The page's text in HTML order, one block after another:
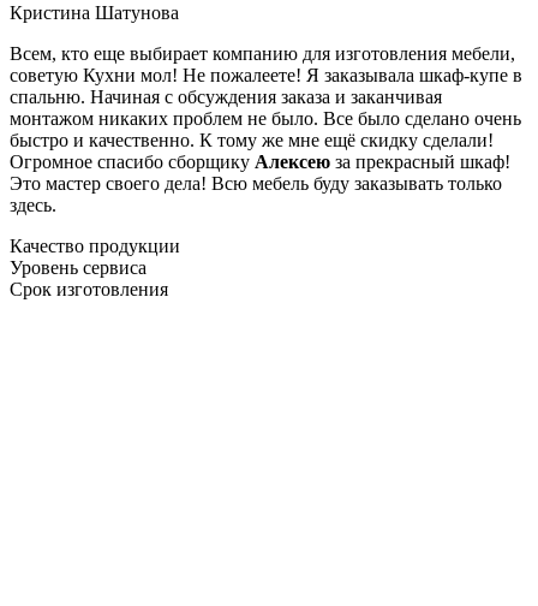
Кристина Шатунова
Всем, кто еще выбирает компанию для изготовления мебели,
советую Кухни мол! Не пожалеете! Я заказывала шкаф-купе в
спальню. Начиная с обсуждения заказа и заканчивая
монтажом никаких проблем не было. Все было сделано очень
быстро и качественно. К тому же мне ещё скидку сделали!
Огромное спасибо сборщику Алексею за прекрасный шкаф!
Это мастер своего дела! Всю мебель буду заказывать только
здесь.
Качество продукции
Уровень сервиса
Срок изготовления